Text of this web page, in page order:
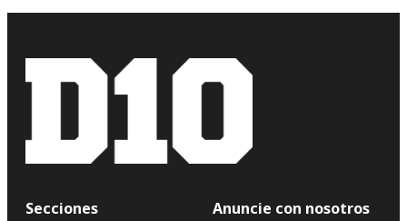
Secciones
Anuncie con nosotros